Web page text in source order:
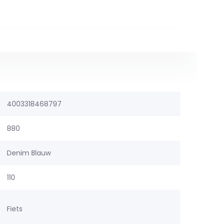
4003318468797
880
Denim Blauw
110
Fiets